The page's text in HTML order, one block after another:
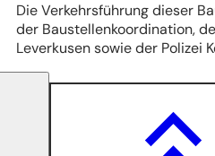
Die Verkehrsführung dieser
der Baustellenkoordination,
Leverkusen sowie der Polizei